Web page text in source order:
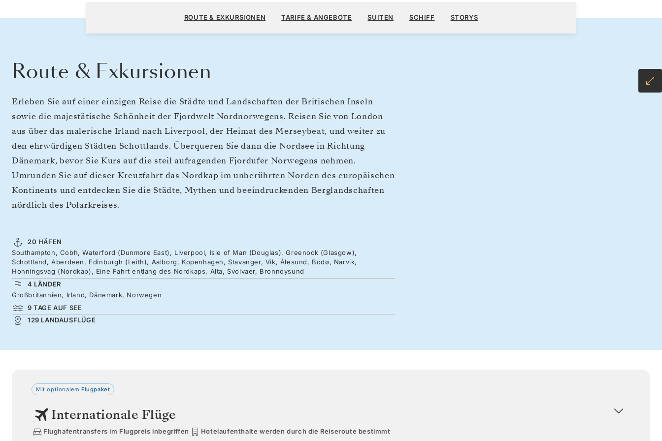
Southampton nach Kopenhagen
28 TAGE
PRO GAST, MIT DEM TARIF ALL-INCLUSIVE
ROUTE & EXKURSIONEN TARIFE & ANGEBOTE SUITEN SCHIFF STORYS
Route & Exkursionen
Erleben Sie auf einer einzigen Reise die Städte und Landschaften der Britischen Inseln
sowie die majestätische Schönheit der Fjordwelt Nordnorwegens. Reisen Sie von London
aus über das malerische Irland nach Liverpool, der Heimat des Merseybeat, und weiter zu
den ehrwürdigen Städten Schottlands. Überqueren Sie dann die Nordsee in Richtung
Dänemark, bevor Sie Kurs auf die steil aufragenden Fjordufer Norwegens nehmen.
Umrunden Sie auf dieser Kreuzfahrt das Nordkap im unberührten Norden des europäischen
Kontinents und entdecken Sie die Städte, Mythen und beeindruckenden Berglandschaften
nördlich des Polarkreises.
20 HÄFEN
Southampton, Cobh, Waterford (Dunmore East), Liverpool, Isle of Man (Douglas), Greenock (Glasgow),
Schottland, Aberdeen, Edinburgh (Leith), Aalborg, Kopenhagen, Stavanger, Vik, Ålesund, Bodø, Narvik,
Honningsvag (Nordkap), Eine Fahrt entlang des Nordkaps, Alta, Svolvaer, Bronnoysund
4 LÄNDER
Großbritannien, Irland, Dänemark, Norwegen
9 TAGE AUF SEE
129 LANDAUSFLÜGE
Mit optionalem Flugpaket
Internationale Flüge
Flughafentransfers im Flugpreis inbegriffen Hotelaufenthalte werden durch die Reiseroute bestimmt